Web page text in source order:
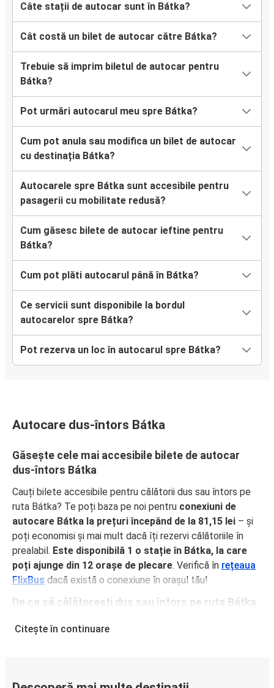
Câte stații de autocar sunt în Bátka?
Cât costă un bilet de autocar către Bátka?
Trebuie să imprim biletul de autocar pentru
Bátka?
Pot urmări autocarul meu spre Bátka?
Cum pot anula sau modifica un bilet de autocar
cu destinația Bátka?
Autocarele spre Bátka sunt accesibile pentru
pasagerii cu mobilitate redusă?
Cum găsesc bilete de autocar ieftine pentru
Bátka?
Cum pot plăti autocarul până în Bátka?
Ce servicii sunt disponibile la bordul
autocarelor spre Bátka?
Pot rezerva un loc în autocarul spre Bátka?
Autocare dus-întors Bátka
Găsește cele mai accesibile bilete de autocar
dus-întors Bátka
Cauți bilete accesibile pentru călătorii dus sau întors pe
ruta Bátka? Te poți baza pe noi pentru conexiuni de
autocare Bátka la prețuri începând de la 81,15 lei – și
poți economisi și mai mult dacă îți rezervi călătoriile în
prealabil. Este disponibilă 1 o stație în Bátka, la care
poți ajunge din 12 orașe de plecare. Verifică în rețeaua
FlixBus dacă există o conexiune în orașul tău!
De ce să călătorești dus sau întors pe ruta Bátka
FlixBus oferă servicii confortabile la prețuri accesibile,
ruta Bátka, grație dotărilor noastre precum Wi-Fi gratuit și
Citește în continuare